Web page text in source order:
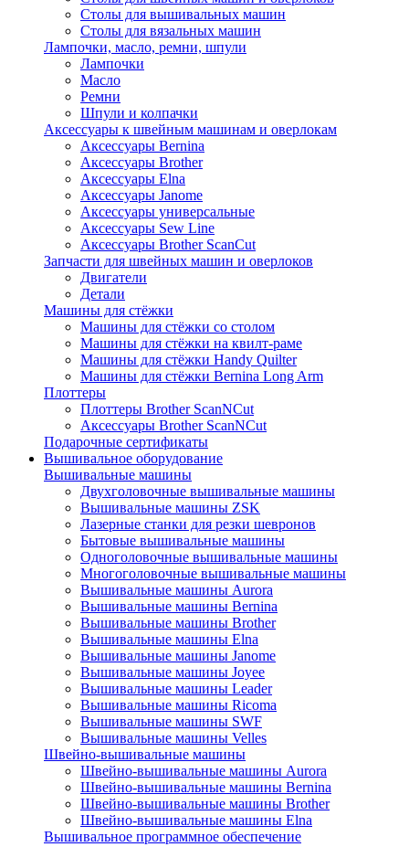
Столы для вышивальных машин
Столы для вязальных машин
Лампочки, масло, ремни, шпули
Лампочки
Масло
Ремни
Шпули и колпачки
Аксессуары к швейным машинам и оверлокам
Аксессуары Bernina
Аксессуары Brother
Аксессуары Elna
Аксессуары Janome
Аксессуары универсальные
Аксессуары Sew Line
Аксессуары Brother ScanCut
Запчасти для швейных машин и оверлоков
Двигатели
Детали
Машины для стёжки
Машины для стёжки со столом
Машины для стёжки на квилт-раме
Машины для стёжки Handy Quilter
Машины для стёжки Bernina Long Arm
Плоттеры
Плоттеры Brother ScanNCut
Аксессуары Brother ScanNCut
Подарочные сертификаты
Вышивальное оборудование
Вышивальные машины
Двухголовочные вышивальные машины
Вышивальные машины ZSK
Лазерные станки для резки шевронов
Бытовые вышивальные машины
Одноголовочные вышивальные машины
Многоголовочные вышивальные машины
Вышивальные машины Aurora
Вышивальные машины Bernina
Вышивальные машины Brother
Вышивальные машины Elna
Вышивальные машины Janome
Вышивальные машины Joyee
Вышивальные машины Leader
Вышивальные машины Ricoma
Вышивальные машины SWF
Вышивальные машины Velles
Швейно-вышивальные машины
Швейно-вышивальные машины Aurora
Швейно-вышивальные машины Bernina
Швейно-вышивальные машины Brother
Швейно-вышивальные машины Elna
Вышивальное программное обеспечение